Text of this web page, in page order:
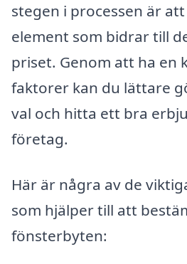
stegen i processen är
element som bidrar till
priset. Genom att ha en
faktorer kan du lättare
val och hitta ett bra
företag.
Här är några av de
som hjälper till att
fönsterbyten: